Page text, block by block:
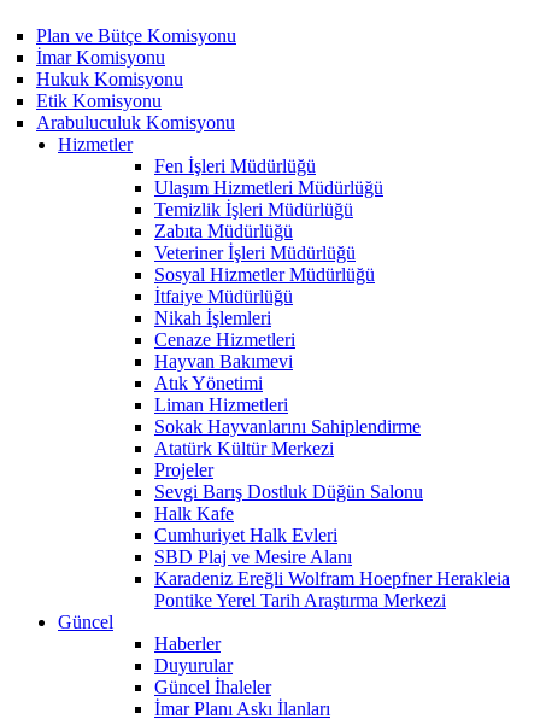
Plan ve Bütçe Komisyonu
İmar Komisyonu
Hukuk Komisyonu
Etik Komisyonu
Arabuluculuk Komisyonu
Hizmetler
Fen İşleri Müdürlüğü
Ulaşım Hizmetleri Müdürlüğü
Temizlik İşleri Müdürlüğü
Zabıta Müdürlüğü
Veteriner İşleri Müdürlüğü
Sosyal Hizmetler Müdürlüğü
İtfaiye Müdürlüğü
Nikah İşlemleri
Cenaze Hizmetleri
Hayvan Bakımevi
Atık Yönetimi
Liman Hizmetleri
Sokak Hayvanlarını Sahiplendirme
Atatürk Kültür Merkezi
Projeler
Sevgi Barış Dostluk Düğün Salonu
Halk Kafe
Cumhuriyet Halk Evleri
SBD Plaj ve Mesire Alanı
Karadeniz Ereğli Wolfram Hoepfner Herakleia
Pontike Yerel Tarih Araştırma Merkezi
Güncel
Haberler
Duyurular
Güncel İhaleler
İmar Planı Askı İlanları